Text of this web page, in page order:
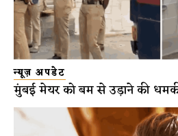
न्यूज़ अपडेट
मुंबई मेयर को बम से उड़ाने की